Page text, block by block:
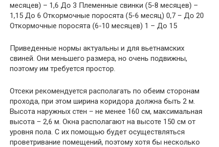
месяцев) – 1,6 До 3 Племенные свинки (5-8 месяцев) –
1,15 До 6 Откормочные поросята (5-6 месяц) 0,7 – До 20
Откормочные поросята (6-10 месяцев) 1 – До 15
Приведенные нормы актуальны и для вьетнамских
свиней. Они меньшего размера, но очень подвижны,
поэтому им требуется простор.
Отсеки рекомендуется располагать по обеим сторонам
прохода, при этом ширина коридора должна быть 2 м.
Высота наружных стен – не менее 160 см, максимальная
высота – 2,6 м. Окна располагают на высоте 150 см от
уровня пола. С их помощью будет осуществляться
проветривание помещений, поэтому хотя бы несколько